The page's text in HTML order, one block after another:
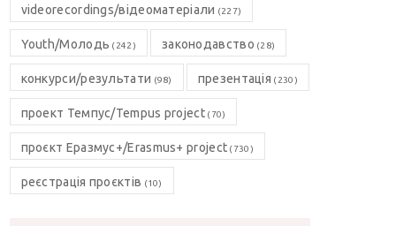
videorecordings/відеоматеріали (227)
Youth/Молодь (242) законодавство (28)
конкурси/результати (98) презентація (230)
проект Темпус/Tempus project(70)
проєкт Еразмус+/Erasmus+ project (730)
реєстрація проєктів (10)